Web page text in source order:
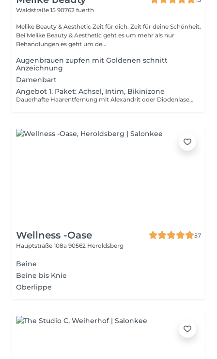
Waldstraße 15 90762 fuerth
Melike Beauty & Aesthetic Zeit für dich. Zeit für deine Schönheit.
Bei Melike Beauty & Aesthetic geht es um mehr als nur
Behandlungen es geht um de...
Augenbrauen zupfen mit Goldenen schnitt
Anzeichnung
Damenbart
Angebot 1. Paket: Achsel, Intim, Bikinizone
Dauerhafte Haarentfernung mit Alexandrit oder Diodenlaser je nach Haut- und Haartyp Angebot gilt bis 15.04.2026 nur 135€
Wellness -Oase
57
Hauptstraße 108a 90562 Heroldsberg
Beine
Beine bis Knie
Oberlippe